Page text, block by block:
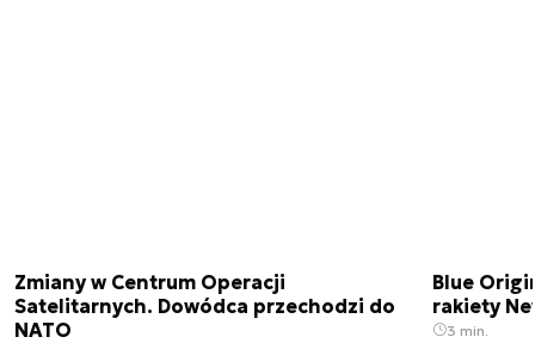
Zmiany w Centrum Operacji
Satelitarnych. Dowódca przechodzi do
NATO
Blue
rakiety
3 min.